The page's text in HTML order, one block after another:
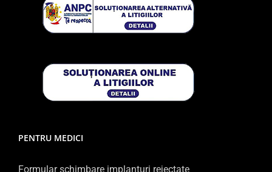
PENTRU MEDICI
Formular schimbare implanturi rejectate